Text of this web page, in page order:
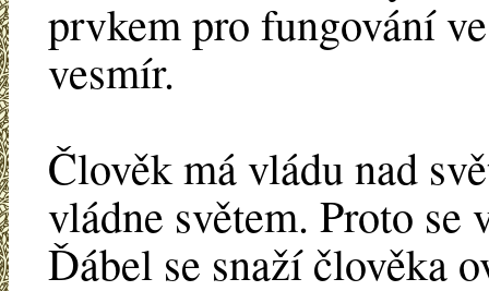
prvkem pro fungování
vesmír.
Člověk má vládu nad
vládne světem. Proto se
Ďábel se snaží člověka